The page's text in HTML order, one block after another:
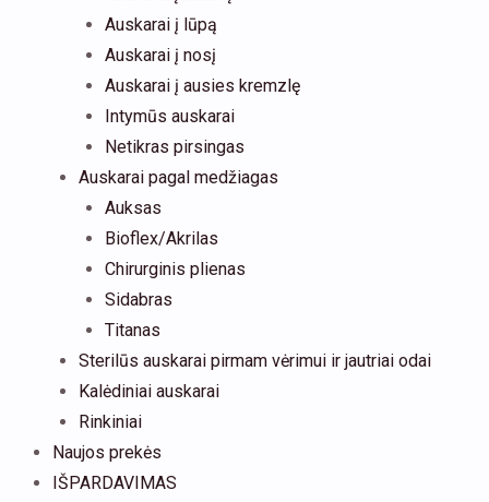
Auskarai į lūpą
Auskarai į nosį
Auskarai į ausies kremzlę
Intymūs auskarai
Netikras pirsingas
Auskarai pagal medžiagas
Auksas
Bioflex/Akrilas
Chirurginis plienas
Sidabras
Titanas
Sterilūs auskarai pirmam vėrimui ir jautriai odai
Kalėdiniai auskarai
Rinkiniai
Naujos prekės
IŠPARDAVIMAS